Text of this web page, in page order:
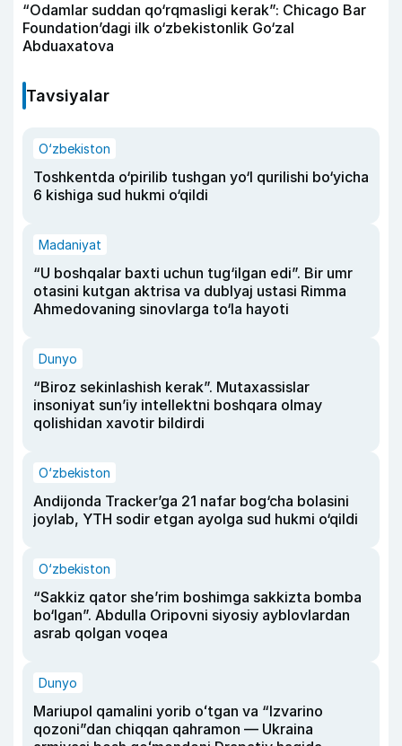
“Odamlar suddan qo‘rqmasligi kerak”: Chicago Bar
Foundation’dagi ilk o‘zbekistonlik Go‘zal
Abduaxatova
Tavsiyalar
O‘zbekiston
Toshkentda o‘pirilib tushgan yo‘l qurilishi bo‘yicha
6 kishiga sud hukmi o‘qildi
Madaniyat
“U boshqalar baxti uchun tug‘ilgan edi”. Bir umr
otasini kutgan aktrisa va dublyaj ustasi Rimma
Ahmedovaning sinovlarga to‘la hayoti
Dunyo
“Biroz sekinlashish kerak”. Mutaxassislar
insoniyat sun’iy intellektni boshqara olmay
qolishidan xavotir bildirdi
O‘zbekiston
Andijonda Tracker’ga 21 nafar bog‘cha bolasini
joylab, YTH sodir etgan ayolga sud hukmi o‘qildi
O‘zbekiston
“Sakkiz qator she’rim boshimga sakkizta bomba
bo‘lgan”. Abdulla Oripovni siyosiy ayblovlardan
asrab qolgan voqea
Dunyo
Mariupol qamalini yorib oʻtgan va “Izvarino
qozoni”dan chiqqan qahramon — Ukraina